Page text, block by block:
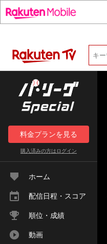
料金プランを見る
購入済みの方は ログイン
ホーム
配信日程・スコア
順位・成績
動画